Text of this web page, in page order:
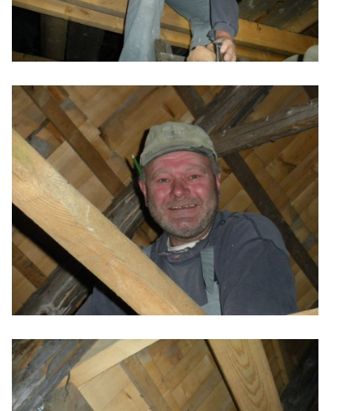
029 57 Oravská Lesná
+421908926336, +421918975978
lesnianskahola@outlook.sk
© 2026 eStránky.sk